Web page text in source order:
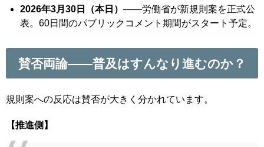
2026年3月30日（本日） ——労働省が新規則案を正式公
表。60日間のパブリックコメント期間がスタート予定。
賛否両論——普及はすんなり進むのか？
規則案への反応は賛否が大きく分かれています。
【推進側】